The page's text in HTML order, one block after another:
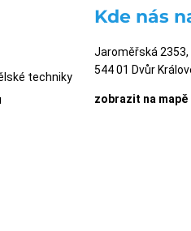
techniky
Kde nás
Jaroměřská 2353,
544 01 Dvůr
zobrazit na mapě